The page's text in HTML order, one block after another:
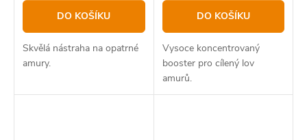
DO KOŠÍKU
Skvělá nástraha na opatrné
amury.
DO KOŠÍKU
Vysoce koncentrovaný
booster pro cílený lov
amurů.